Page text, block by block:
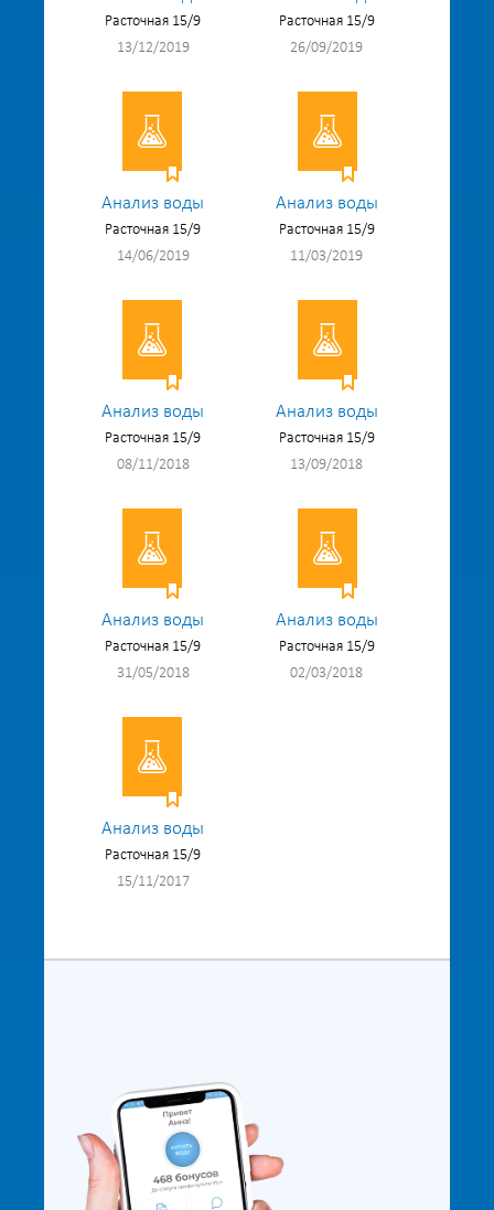
Расточная 15/9
13/12/2019
Расточная 15/9
26/09/2019
Анализ воды
Расточная 15/9
14/06/2019
Анализ воды
Расточная 15/9
11/03/2019
Анализ воды
Расточная 15/9
08/11/2018
Анализ воды
Расточная 15/9
13/09/2018
Анализ воды
Расточная 15/9
31/05/2018
Анализ воды
Расточная 15/9
02/03/2018
Анализ воды
Расточная 15/9
15/11/2017